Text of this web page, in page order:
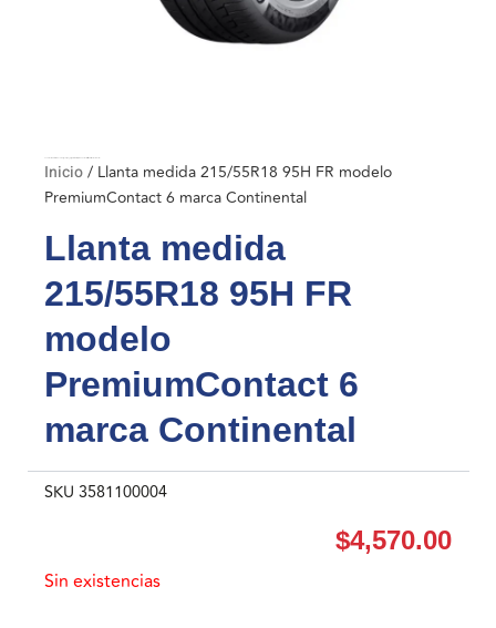
Inicio/ Llanta medida 215/55R18 95H FR modelo
PremiumContact 6 marca Continental
Llanta medida
215/55R18 95H FR
modelo
PremiumContact 6
marca Continental
SKU 3581100004
$4,570.00
Sin existencias